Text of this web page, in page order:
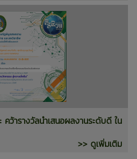
ารางวัลนำเสนอผลงานระดับดี ใน
>> ดูเพิ่มเติม